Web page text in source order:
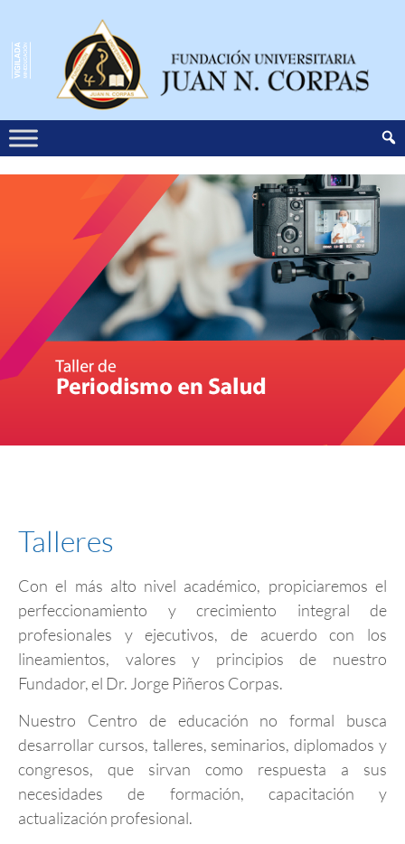
Talleres
Con el más alto nivel académico, propiciaremos el
perfeccionamiento y crecimiento integral de
profesionales y ejecutivos, de acuerdo con los
lineamientos, valores y principios de nuestro
Fundador, el Dr. Jorge Piñeros Corpas.
Nuestro Centro de educación no formal busca
desarrollar cursos, talleres, seminarios, diplomados y
congresos, que sirvan como respuesta a sus
necesidades de formación, capacitación y
actualización profesional.